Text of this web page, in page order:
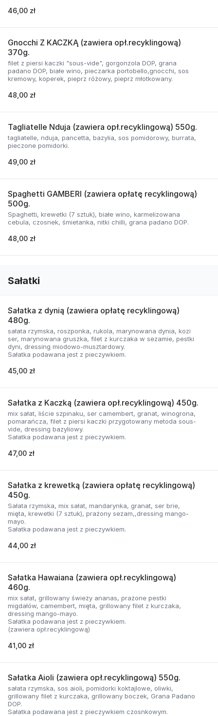
46,00 zł
Gnocchi Z KACZKĄ (zawiera opł.recyklingową)
370g.
filet z piersi kaczki "sous-vide", gorgonzola DOP, grana
padano DOP, białe wino, pieczarka portobello,gnocchi, sos
kremowy, koperek, pieprz różowy, pieprz młotkowany.
48,00 zł
Tagliatelle Nduja (zawiera opł.recyklingową) 550g.
tagliatelle, nduja, pancetta, bazylia, sos pomidorowy, burrata,
pieczone pomidorki.
49,00 zł
Spaghetti GAMBERI (zawiera opłatę recyklingową)
500g.
Spaghetti, krewetki (7 sztuk), białe wino, karmelizowana
cebula, czosnek, śmietanka, nitki chilli, grana padano DOP.
48,00 zł
Sałatki
Sałatka z dynią (zawiera opłatę recyklingową)
480g.
sałata rzymska, roszponka, rukola, marynowana dynia, kozi
ser, marynowana gruszka, filet z kurczaka w sezamie, pestki
dyni, dressing miodowo-musztardowy.
Sałatka podawana jest z pieczywkiem.
45,00 zł
Sałatka z Kaczką (zawiera opł.recyklingową) 450g.
mix sałat, liście szpinaku, ser camembert, granat, winogrona,
pomarańcza, filet z piersi kaczki przygotowany metoda sous-
vide, dressing bazyliowy.
Sałatka podawana jest z pieczywkiem.
47,00 zł
Sałatka z krewetką (zawiera opłatę recyklingową)
450g.
Sałata rzymska, mix sałat, mandarynka, granat, ser brie,
mięta, krewetki (7 sztuk), prażony sezam,,dressing mango-
mayo.
Sałatka podawana jest z pieczywkiem.
44,00 zł
Sałatka Hawaiana (zawiera opł.recyklingową)
460g.
mix sałat, grillowany świeży ananas, prażone pestki
migdałów, camembert, mięta, grillowany filet z kurczaka,
dressing mango-mayo.
Sałatka podawana jest z pieczywkiem.
(zawiera opł.recyklingową)
41,00 zł
Sałatka Aioli (zawiera opł.recyklingową) 550g.
sałata rzymska, sos aioli, pomidorki koktajlowe, oliwki,
grillowany filet z kurczaka, grillowany boczek, Grana Padano
DOP.
Sałatka podawana jest z pieczywkiem czosnkowym.